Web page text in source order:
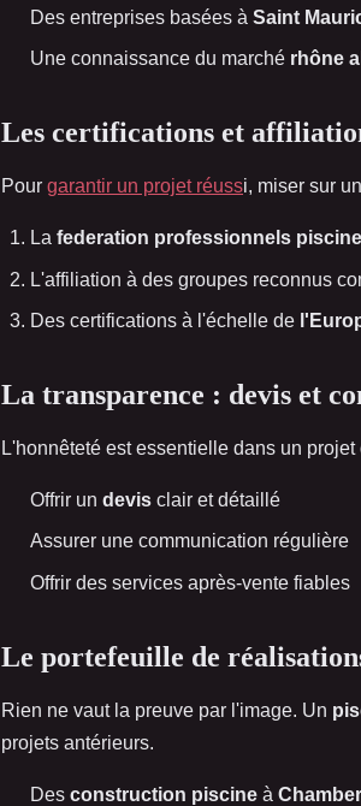
Des entreprises basées à Saint
Une connaissance du marché rhône
Les certifications et
Pour garantir un projet réussi, miser sur un
La federation professionnels piscine
L'affiliation à des groupes reconnus
Des certifications à l'échelle de
La transparence : devis et
L'honnêteté est essentielle dans un projet
Offrir un devis clair et détaillé
Assurer une communication régulière
Offrir des services après-vente fiables
Le portefeuille de
Rien ne vaut la preuve par l'image. Un
projets antérieurs.
Des construction piscine à